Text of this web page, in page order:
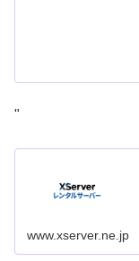
"
www.xserver.ne.jp